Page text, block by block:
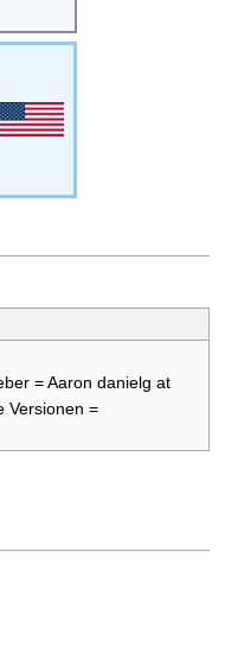
= Aaron danielg at
Versionen =